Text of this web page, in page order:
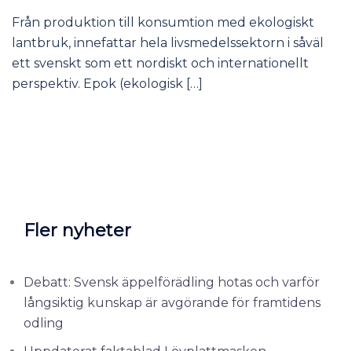
Från produktion till konsumtion med ekologiskt
lantbruk, innefattar hela livsmedelssektorn i såväl
ett svenskt som ett nordiskt och internationellt
perspektiv. Epok (ekologisk […]
Fler nyheter
Debatt: Svensk äppelförädling hotas och varför
långsiktig kunskap är avgörande för framtidens
odling